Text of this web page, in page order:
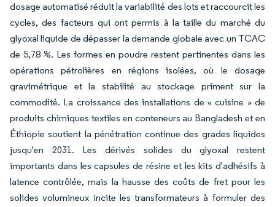
dosage automatisé réduit la variabilité des lots et raccourcit les
cycles, des facteurs qui ont permis à la taille du marché du
glyoxal liquide de dépasser la demande globale avec un TCAC
de 5,78 %. Les formes en poudre restent pertinentes dans les
opérations pétrolières en régions isolées, où le dosage
gravimétrique et la stabilité au stockage priment sur la
commodité. La croissance des installations de « cuisine » de
produits chimiques textiles en conteneurs au Bangladesh et en
Éthiopie soutient la pénétration continue des grades liquides
jusqu'en 2031. Les dérivés solides du glyoxal restent
importants dans les capsules de résine et les kits d'adhésifs à
latence contrôlée, mais la hausse des coûts de fret pour les
solides volumineux incite les transformateurs à formuler des